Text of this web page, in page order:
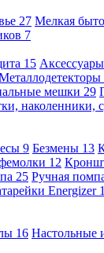
27 Мелкая
7
15
мешки 29
наколенники,
9 Безмены 13
12
25 Ручная
Energizer 1
16 Настольные